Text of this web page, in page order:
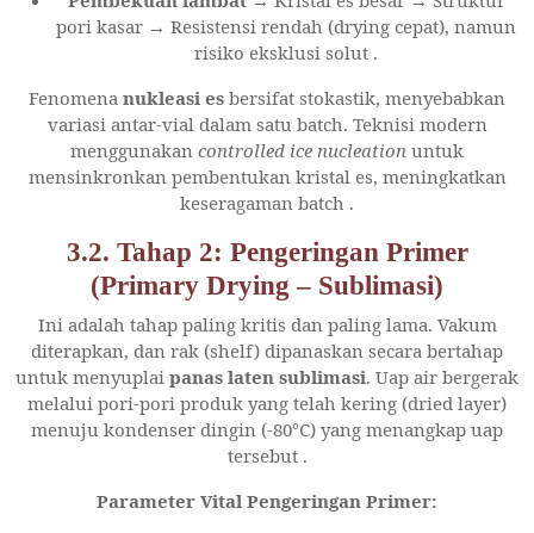
pori kasar → Resistensi rendah (drying cepat), namun
risiko eksklusi solut .
Fenomena nukleasi es bersifat stokastik, menyebabkan
variasi antar-vial dalam satu batch. Teknisi modern
menggunakan controlled ice nucleation untuk
mensinkronkan pembentukan kristal es, meningkatkan
keseragaman batch .
3.2. Tahap 2: Pengeringan Primer
(Primary Drying – Sublimasi)
Ini adalah tahap paling kritis dan paling lama. Vakum
diterapkan, dan rak (shelf) dipanaskan secara bertahap
untuk menyuplai panas laten sublimasi. Uap air bergerak
melalui pori-pori produk yang telah kering (dried layer)
menuju kondenser dingin (-80°C) yang menangkap uap
tersebut .
Parameter Vital Pengeringan Primer: